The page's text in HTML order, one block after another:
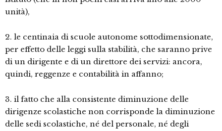
unità),
2. le centinaia di scuole autonome sottodimensionate,
per effetto delle leggi sulla stabilità, che saranno prive
di un dirigente e di un direttore dei servizi: ancora,
quindi, reggenze e contabilità in affanno;
3. il fatto che alla consistente diminuzione delle
dirigenze scolastiche non corrisponde la diminuzione
delle sedi scolastiche, né del personale, né degli